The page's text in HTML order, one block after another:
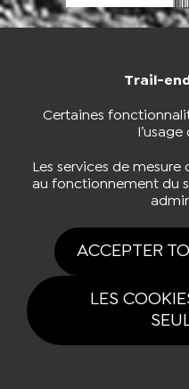
Trail-
Certaines
Les services de
au fonctionnement du
ACCEPTER
LES
NOUS
Tous drois réservés Trail-
Politique de confidentialité|